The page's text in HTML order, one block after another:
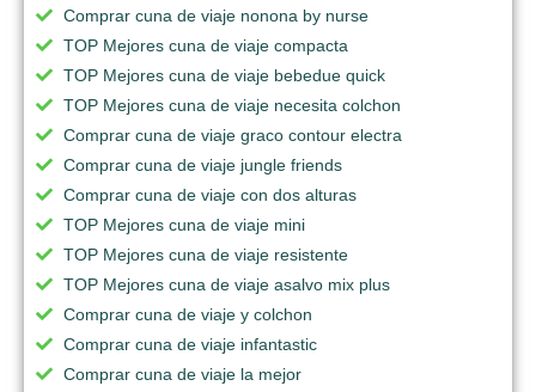
Comprar cuna de viaje nonona by nurse
TOP Mejores cuna de viaje compacta
TOP Mejores cuna de viaje bebedue quick
TOP Mejores cuna de viaje necesita colchon
Comprar cuna de viaje graco contour electra
Comprar cuna de viaje jungle friends
Comprar cuna de viaje con dos alturas
TOP Mejores cuna de viaje mini
TOP Mejores cuna de viaje resistente
TOP Mejores cuna de viaje asalvo mix plus
Comprar cuna de viaje y colchon
Comprar cuna de viaje infantastic
Comprar cuna de viaje la mejor